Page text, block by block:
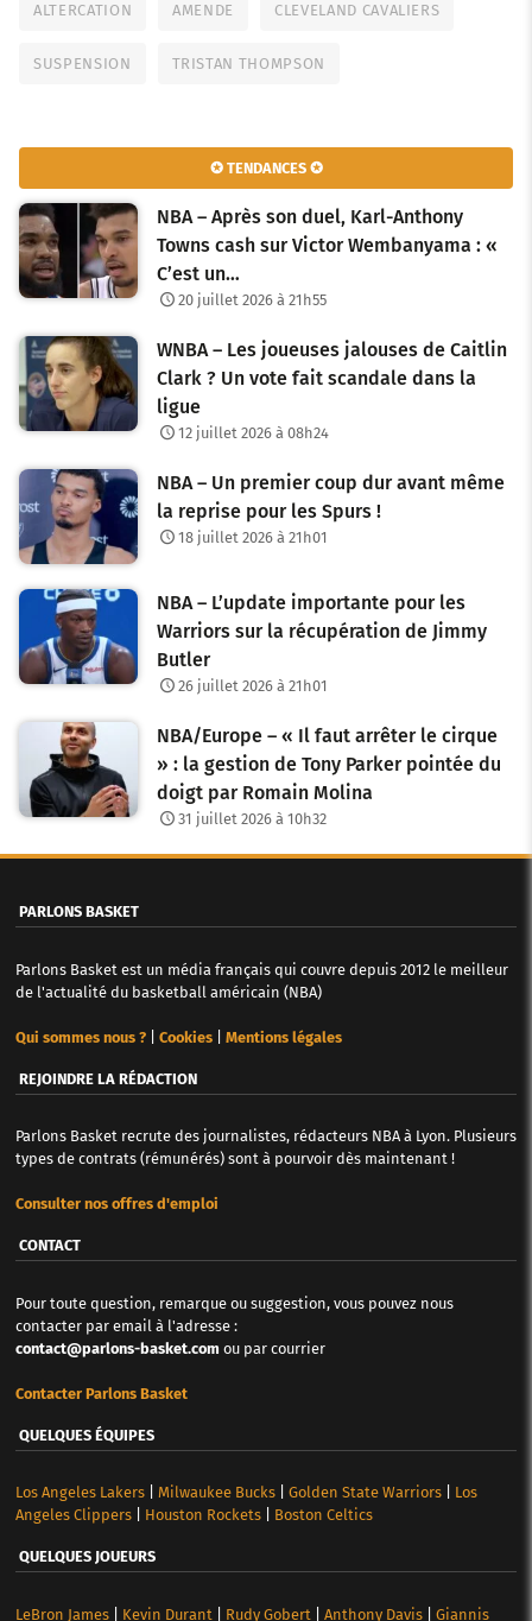
ALTERCATION AMENDE CLEVELAND CAVALIERS
SUSPENSION TRISTAN THOMPSON
✪ TENDANCES ✪
NBA – Après son duel, Karl-Anthony
Towns cash sur Victor Wembanyama : «
C’est un…
20 juillet 2026 à 21h55
WNBA – Les joueuses jalouses de Caitlin
Clark ? Un vote fait scandale dans la
ligue
12 juillet 2026 à 08h24
NBA – Un premier coup dur avant même
la reprise pour les Spurs !
18 juillet 2026 à 21h01
NBA – L’update importante pour les
Warriors sur la récupération de Jimmy
Butler
26 juillet 2026 à 21h01
NBA/Europe – « Il faut arrêter le cirque
» : la gestion de Tony Parker pointée du
doigt par Romain Molina
31 juillet 2026 à 10h32
PARLONS BASKET
Parlons Basket est un média français qui couvre depuis 2012 le meilleur
de l'actualité du basketball américain (NBA)
Qui sommes nous ?| Cookies| Mentions légales
REJOINDRE LA RÉDACTION
Parlons Basket recrute des journalistes, rédacteurs NBA à Lyon. Plusieurs
types de contrats (rémunérés) sont à pourvoir dès maintenant !
Consulter nos offres d'emploi
CONTACT
Pour toute question, remarque ou suggestion, vous pouvez nous
contacter par email à l'adresse :
contact@parlons-basket.com ou par courrier
Contacter Parlons Basket
QUELQUES ÉQUIPES
Los Angeles Lakers| Milwaukee Bucks| Golden State Warriors| Los
Angeles Clippers| Houston Rockets| Boston Celtics
QUELQUES JOUEURS
LeBron James| Kevin Durant Rudy Gobert Anthony Davis| Giannis